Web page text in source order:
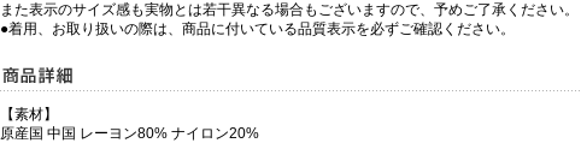
また表示のサイズ感も実物とは若干異なる場合もございますので、予めご了承ください。
●着用、お取り扱いの際は、商品に付いている品質表示を必ずご確認ください。
【素材】
原産国 中国 レーヨン80% ナイロン20%